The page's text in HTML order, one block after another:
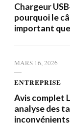
Chargeur
pourquoi le
important
MARS 16, 2026
ENTREPRISE
Avis complet
analyse des
inconvénients